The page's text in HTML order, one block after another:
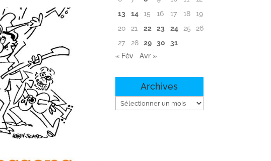
13
14 15 16 17 18
19
20
21 22 23 24 25
26
27
28 29 30
31
« Fév
Avr »
Archives
Archives